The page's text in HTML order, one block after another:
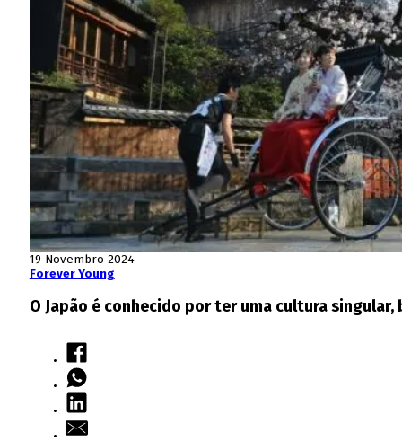
19 Novembro 2024
Forever Young
O Japão é conhecido por ter uma cultura